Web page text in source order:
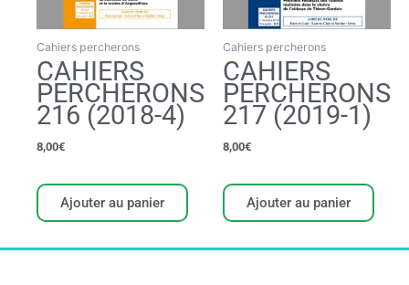
Cahiers percherons
CAHIERS
PERCHERONS
216 (2018-4)
8,00€
Ajouter au panier
Cahiers percherons
CAHIERS
PERCHERONS
217 (2019-1)
8,00€
Ajouter au panier